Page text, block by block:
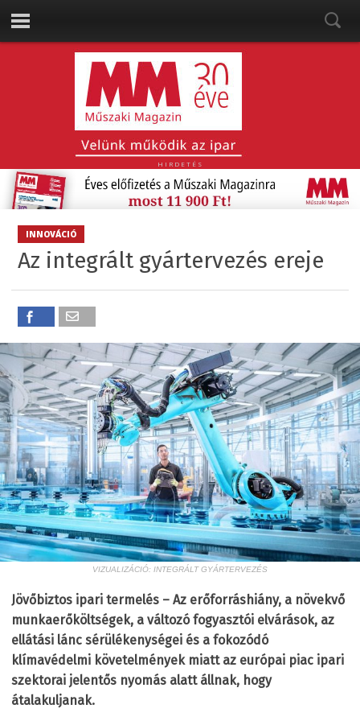
HIRDETÉS
INNOVÁCIÓ
Az integrált gyártervezés ereje
VIZUALIZÁCIÓ: INTEGRÁLT GYÁRTERVEZÉS
Jövőbiztos ipari termelés – Az erőforráshiány, a növekvő
munkaerőköltségek, a változó fogyasztói elvárások, az
ellátási lánc sérülékenységei és a fokozódó
klímavédelmi követelmények miatt az európai piac ipari
szektorai jelentős nyomás alatt állnak, hogy
átalakuljanak.